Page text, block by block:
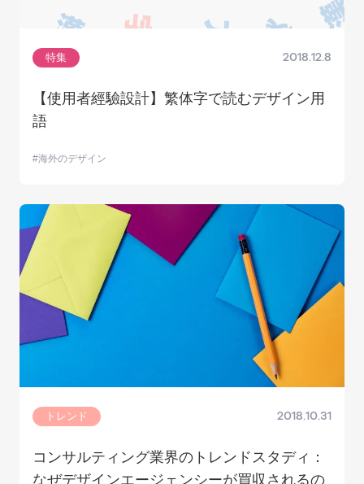
特集 2018.12.8
【使用者經驗設計】繁体字で読むデザイン用
語
海外のデザイン
トレンド 2018.10.31
コンサルティング業界のトレンドスタディ：
なぜデザインエージェンシーが買収されるの